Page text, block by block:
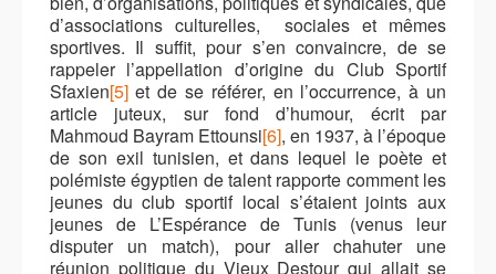
d’associations culturelles, sociales et mêmes
sportives. Il suffit, pour s’en convaincre, de se
rappeler l’appellation d’origine du Club Sportif
Sfaxien[5]et de se référer, en l’occurrence, à un
article juteux, sur fond d’humour, écrit par
Mahmoud Bayram Ettounsi[6], en 1937, à l’époque
de son exil tunisien, et dans lequel le poète et
polémiste égyptien de talent rapporte comment les
jeunes du club sportif local s’étaient joints aux
jeunes de L’Espérance de Tunis (venus leur
disputer un match), pour aller chahuter une
réunion politique du Vieux Destourqui allait se